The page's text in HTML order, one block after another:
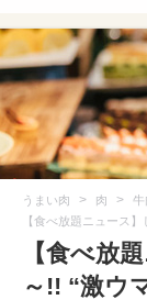
うまい肉 > 肉 > 牛
【食べ放題ニュース
【食べ放
～!! “激ウ